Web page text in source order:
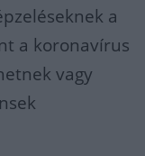
a
a koronavírus
vagy